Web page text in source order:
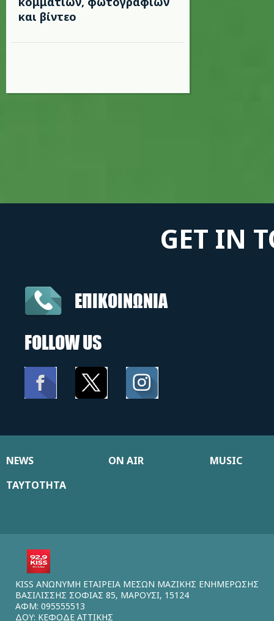
και βίντεο
GET IN
ΕΠΙΚΟΙΝΩΝΙΑ
FOLLOW US
NEWS ON AIR
MUSIC
ΤΑΥΤΟΤΗΤΑ
KISS ΑΝΩΝΥΜΗ ΕΤΑΙΡΕΙΑ ΜΕΣΩΝ ΜΑΖΙΚΗΣ ΕΝΗΜΕΡΩΣΗΣ
ΒΑΣΙΛΙΣΣΗΣ ΣΟΦΙΑΣ 85, ΜΑΡΟΥΣΙ, 15124
ΑΦΜ: 095555513
ΔΟΥ: ΚΕΦΟΔΕ ΑΤΤΙΚΗΣ